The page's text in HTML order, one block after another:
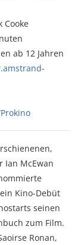
Cooke
ab 12 Jahren
Ian McEwan
Kino-Debüt
seinen
zum Film.
Ronan,